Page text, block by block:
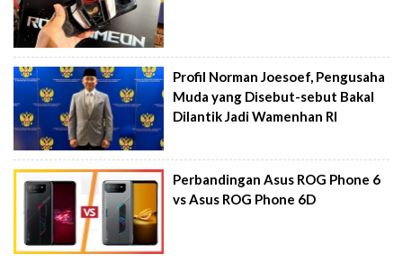
Profil Norman Joesoef, Pengusaha
Muda yang Disebut-sebut Bakal
Dilantik Jadi Wamenhan RI
Perbandingan Asus ROG Phone 6
vs Asus ROG Phone 6D